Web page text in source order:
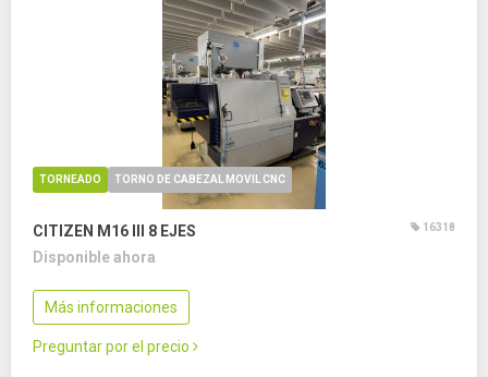
TORNEADO TORNO DE CABEZAL MOVIL CNC
CITIZEN M16 III 8 EJES 16318
Disponible ahora
Más informaciones
Preguntar por el precio